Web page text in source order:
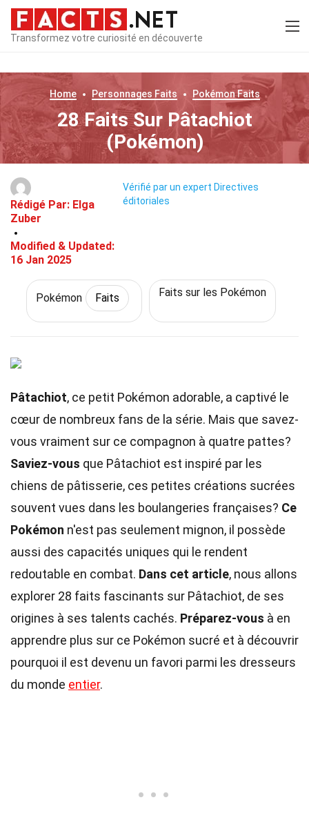
Transformez votre curiosité en découverte
Home Personnages Faits PokémonFaits
28 Faits Sur Pâtachiot
(Pokémon)
Rédigé Par: Elga
Zuber
Modified & Updated:
16 Jan 2025
Vérifié par un expert Directives
éditoriales
Pokémon Faits Faits sur les Pokémon
Pâtachiot, ce petit Pokémon adorable, a captivé le
cœur de nombreux fans de la série. Mais que savez-
vous vraiment sur ce compagnon à quatre pattes?
Saviez-vous que Pâtachiot est inspiré par les
chiens de pâtisserie, ces petites créations sucrées
souvent vues dans les boulangeries françaises? Ce
Pokémon n'est pas seulement mignon, il possède
aussi des capacités uniques qui le rendent
redoutable en combat. Dans cet article, nous allons
explorer 28 faits fascinants sur Pâtachiot, de ses
origines à ses talents cachés. Préparez-vous à en
apprendre plus sur ce Pokémon sucré et à découvrir
pourquoi il est devenu un favori parmi les dresseurs
du monde entier.